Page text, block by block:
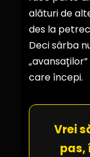
alături de
des la
Deci sârba
care începi.
Vrei
pas,